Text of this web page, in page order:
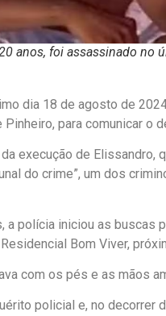
anos, foi assassinado no
dia 18 de agosto de
para comunicar o
execução de Elissandro,
do crime”, um dos
polícia iniciou as buscas
Bom Viver,
com os pés e as mãos
policial e, no